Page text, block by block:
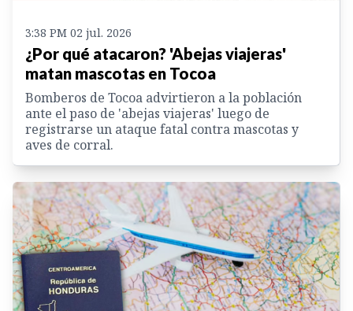
3:38 PM 02 jul. 2026
¿Por qué atacaron? 'Abejas viajeras'
matan mascotas en Tocoa
Bomberos de Tocoa advirtieron a la población
ante el paso de 'abejas viajeras' luego de
registrarse un ataque fatal contra mascotas y
aves de corral.